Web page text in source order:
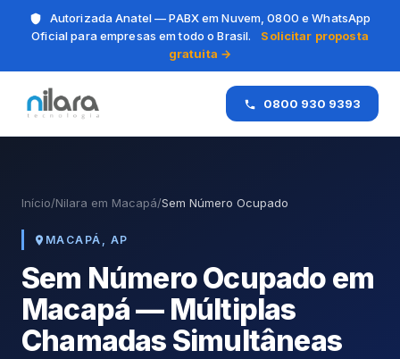
Autorizada Anatel — PABX em Nuvem, 0800 e WhatsApp
Oficial para empresas em todo o Brasil.
Solicitar proposta
gratuita →
0800 930 9393
Início/Nilara em Macapá/Sem Número Ocupado
MACAPÁ, AP
Sem Número Ocupado em
Macapá — Múltiplas
Chamadas Simultâneas